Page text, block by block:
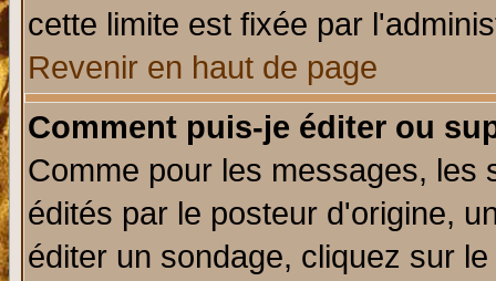
cette limite est fixée par
Revenir en haut de page
Comment puis-je éditer ou
Comme pour les messages, les
édités par le posteur d'origine,
éditer un sondage, cliquez sur